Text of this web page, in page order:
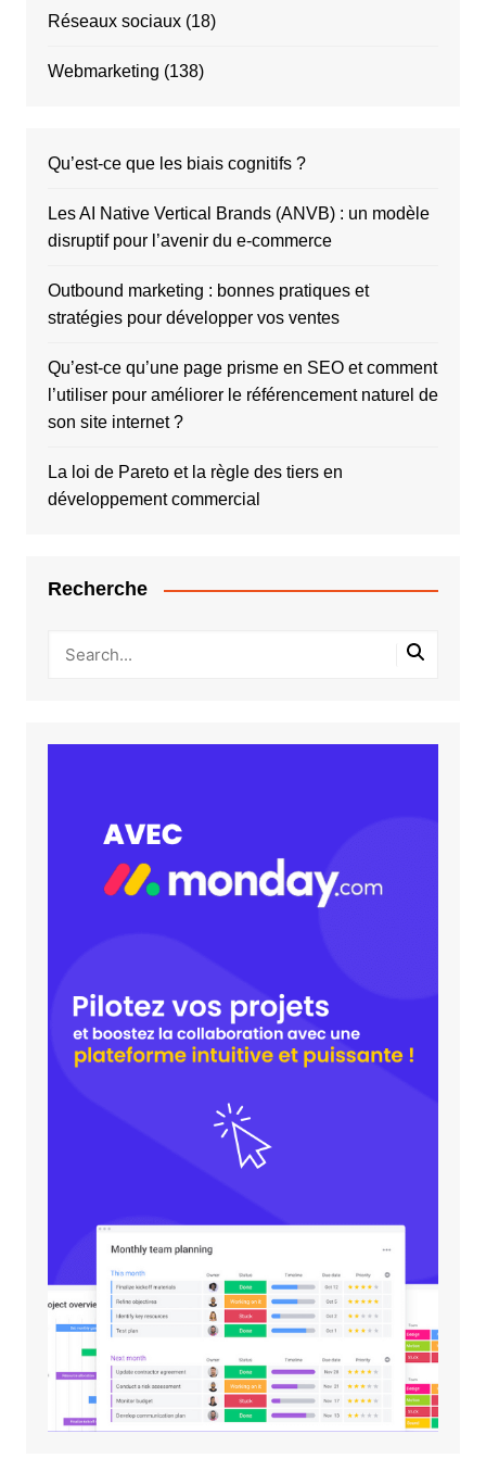
Réseaux sociaux(18)
Webmarketing (138)
Qu’est-ce que les biais cognitifs ?
Les AI Native Vertical Brands (ANVB) : un modèle
disruptif pour l’avenir du e-commerce
Outbound marketing : bonnes pratiques et
stratégies pour développer vos ventes
Qu’est-ce qu’une page prisme en SEO et comment
l’utiliser pour améliorer le référencement naturel de
son site internet ?
La loi de Pareto et la règle des tiers en
développement commercial
Recherche